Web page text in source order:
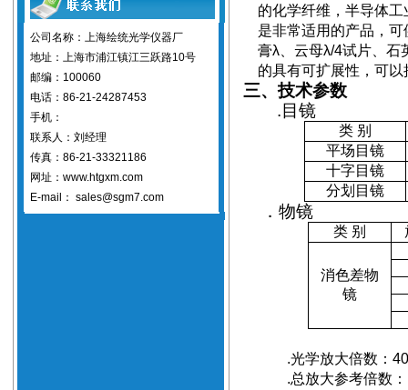
公司名称：上海绘统光学仪器厂
地址：上海市浦江镇江三跃路10号
邮编：100060
电话：86-21-24287453
手机：
联系人：刘经理
传真：86-21-33321186
网址：www.htgxm.com
E-mail： sales@sgm7.com
的化学纤维，半导体
是非常适用的产品，
膏λ、云母λ/4试片、石
的具有可扩展性，可
三、技术参数
. 目镜
类 别
平场目镜
十字目镜
分划目镜
．物镜
类 别
消色差物
镜
.光学放大倍数：
.总放大参考倍数：